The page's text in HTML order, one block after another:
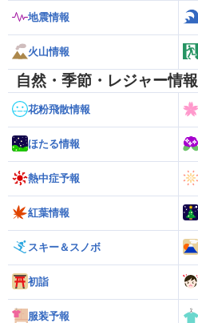
地震情報
火山情報
自然・季節・レジャー情報
花粉飛散情報
ほたる情報
熱中症予報
紅葉情報
スキー＆スノボ
初詣
服装予報